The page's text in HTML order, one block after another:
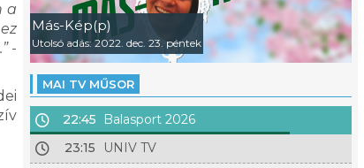
a
-
Más-Kép(p)
Utolsó adás: 2022. dec. 23. péntek
MAI TV MŰSOR
22:45
Balasport 2026
23:15
UNIV TV